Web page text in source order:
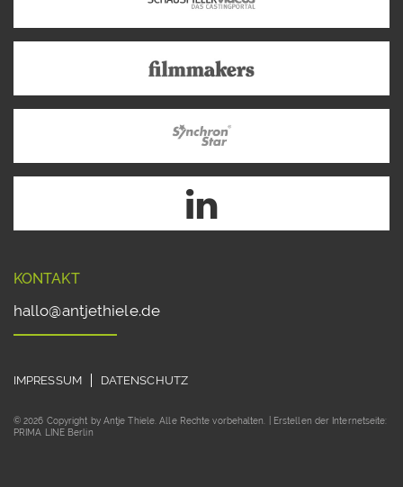
KONTAKT
hallo@antjethiele.de
IMPRESSUM DATENSCHUTZ
© 2026 Copyright by Antje Thiele. Alle Rechte vorbehalten. | Erstellen der Internetseite:
PRIMA LINE Berlin